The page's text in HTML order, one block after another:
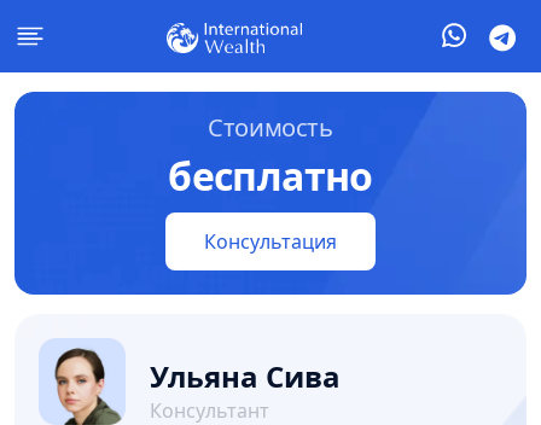
Стоимость
бесплатно
Консультация
Ульяна Сива
Консультант